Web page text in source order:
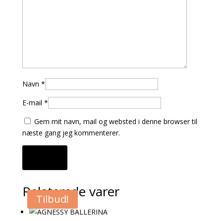
Navn *
E-mail *
Gem mit navn, mail og websted i denne browser til
næste gang jeg kommenterer.
Relaterede varer
Tilbud!